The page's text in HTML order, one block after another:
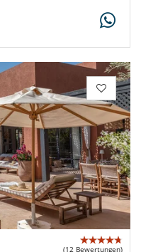
(12 Bewertungen)